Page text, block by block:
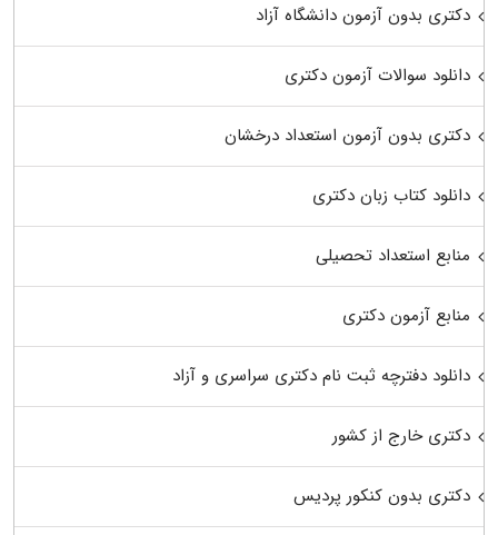
دکتری بدون آزمون دانشگاه آزاد
دانلود سوالات آزمون دکتری
دکتری بدون آزمون استعداد درخشان
دانلود کتاب زبان دکتری
منابع استعداد تحصیلی
منابع آزمون دکتری
دانلود دفترچه ثبت نام دکتری سراسری و آزاد
دکتری خارج از کشور
دکتری بدون کنکور پردیس